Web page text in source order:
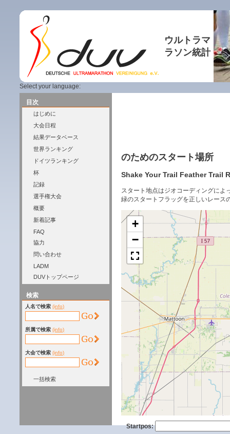
ウルトラマ
ラソン統計
Select your language:
目次
はじめに
大会日程
結果データベース
世界ランキング
ドイツランキング
杯
記録
選手権大会
概要
新着記事
FAQ
協力
問い合わせ
LADM
DUVトップページ
検索
人名で検索 (info)
所属で検索 (info)
大会で検索 (info)
一括検索
のためのスタート場所
Shake Your Trail Feather Trail
スタート地点はジオコーディングに
緑のスタートフラッグを正しいレース
+
−
Startpos: